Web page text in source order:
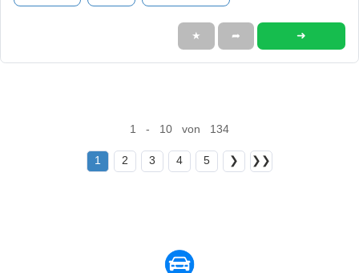
★ ➦ ➜
1 - 10 von 134
1 2 3 4 5 ❯ ❯❯